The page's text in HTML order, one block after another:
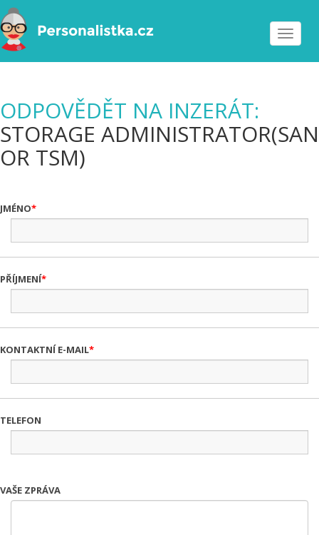
Toggle
ODPOVĚDĚT NA INZERÁT:
STORAGE ADMINISTRATOR(SAN
OR TSM)
JMÉNO
PŘÍJMENÍ
KONTAKTNÍ E-MAIL
TELEFON
VAŠE ZPRÁVA